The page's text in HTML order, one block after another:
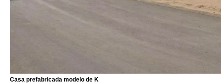
Casa prefabricada modelo de K